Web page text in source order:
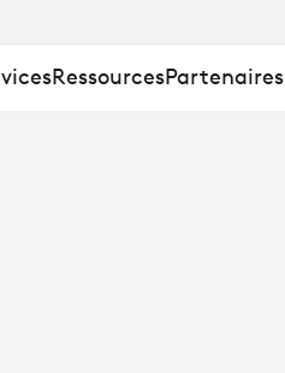
RessourcesPartenaires